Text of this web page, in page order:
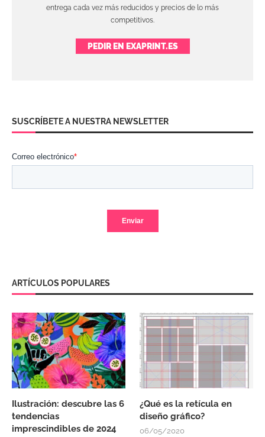
entrega cada vez más reducidos y precios de lo más
competitivos.
PEDIR EN EXAPRINT.ES
SUSCRÍBETE A NUESTRA NEWSLETTER
ARTÍCULOS POPULARES
Ilustración: descubre las 6
tendencias
imprescindibles de 2024
¿Qué es la retícula en
diseño gráfico?
06/05/2020